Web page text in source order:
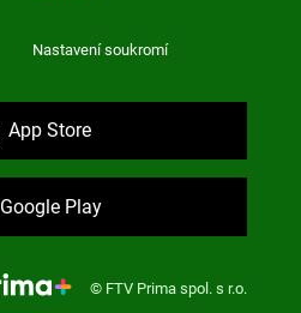
Nastavení soukromí
App Store
Google Play
© FTV Prima spol. s r.o.